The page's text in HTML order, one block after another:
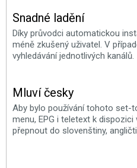
Snadné ladění
Díky průvodci automatickou
méně zkušený uživatel. V
vyhledávání jednotlivých kanálů.
Mluví česky
Aby bylo používání tohoto set-
menu, EPG i teletext k
přepnout do slovenštiny,